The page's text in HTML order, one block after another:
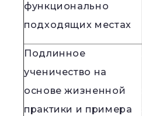
функционально
подходящих местах
Подлинное
ученичество на
основе жизненной
практики и примера